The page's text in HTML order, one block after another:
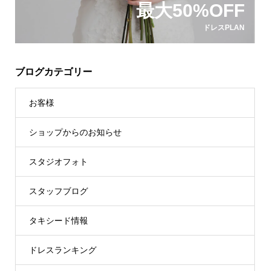
最大50%OFF
ドレスPLAN
ブログカテゴリー
お客様
ショップからのお知らせ
スタジオフォト
スタッフブログ
タキシード情報
ドレスランキング